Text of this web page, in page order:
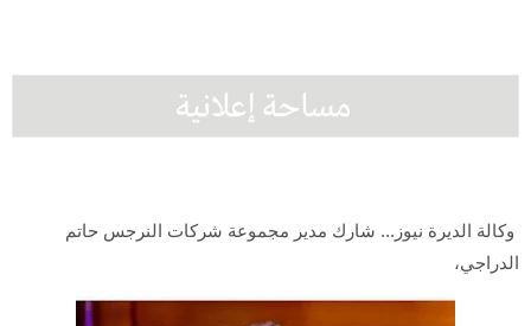
وكالة الديرة نيوز... شارك مدير مجموعة شركات النرجس حاتم
الدراجي،